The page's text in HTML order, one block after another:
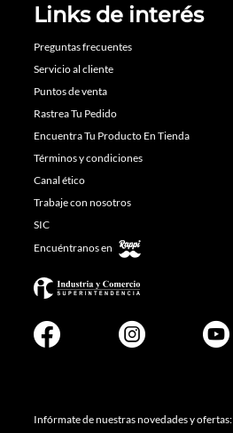
Links de interés
Preguntas frecuentes
Servicio al cliente
Puntos de venta
Rastrea Tu Pedido
Encuentra Tu Producto En Tienda
Términos y condiciones
Canal ético
Trabaje con nosotros
SIC
Encuéntranos en
Infórmate de nuestras novedades y ofertas: